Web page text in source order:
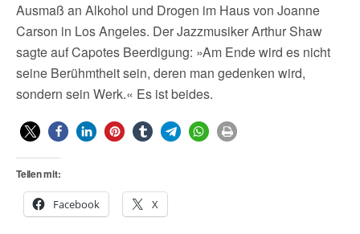
Ausmaß an Alkohol und Drogen im Haus von Joanne
Carson in Los Angeles. Der Jazzmusiker Arthur Shaw
sagte auf Capotes Beerdigung: »Am Ende wird es nicht
seine Berühmtheit sein, deren man gedenken wird,
sondern sein Werk.« Es ist beides.
Teilen mit:
Facebook X